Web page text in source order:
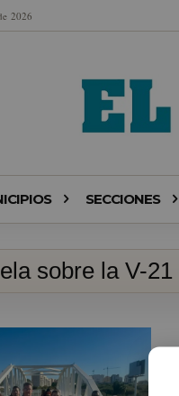
2026
SECCIONES
sobre la V-21